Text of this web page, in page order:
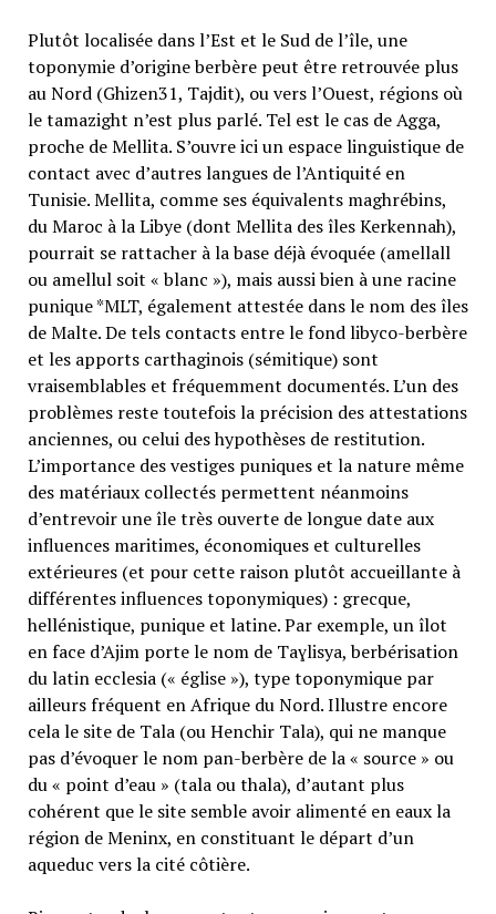
Plutôt localisée dans l’Est et le Sud de l’île, une
toponymie d’origine berbère peut être retrouvée plus
au Nord (Ghizen31, Tajdit), ou vers l’Ouest, régions où
le tamazight n’est plus parlé. Tel est le cas de Agga,
proche de Mellita. S’ouvre ici un espace linguistique de
contact avec d’autres langues de l’Antiquité en
Tunisie. Mellita, comme ses équivalents maghrébins,
du Maroc à la Libye (dont Mellita des îles Kerkennah),
pourrait se rattacher à la base déjà évoquée (amellall
ou amellul soit « blanc »), mais aussi bien à une racine
punique *MLT, également attestée dans le nom des îles
de Malte. De tels contacts entre le fond libyco-berbère
et les apports carthaginois (sémitique) sont
vraisemblables et fréquemment documentés. L’un des
problèmes reste toutefois la précision des attestations
anciennes, ou celui des hypothèses de restitution.
L’importance des vestiges puniques et la nature même
des matériaux collectés permettent néanmoins
d’entrevoir une île très ouverte de longue date aux
influences maritimes, économiques et culturelles
extérieures (et pour cette raison plutôt accueillante à
différentes influences toponymiques) : grecque,
hellénistique, punique et latine. Par exemple, un îlot
en face d’Ajim porte le nom de Taɣlisya, berbérisation
du latin ecclesia (« église »), type toponymique par
ailleurs fréquent en Afrique du Nord. Illustre encore
cela le site de Tala (ou Henchir Tala), qui ne manque
pas d’évoquer le nom pan-berbère de la « source » ou
du « point d’eau » (tala ou thala), d’autant plus
cohérent que le site semble avoir alimenté en eaux la
région de Meninx, en constituant le départ d’un
aqueduc vers la cité côtière.